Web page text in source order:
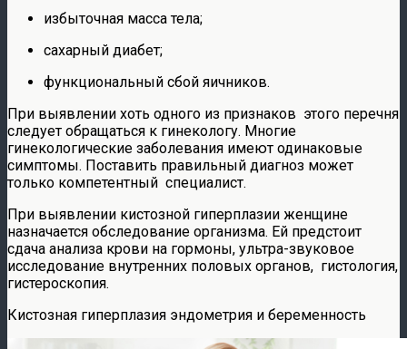
избыточная масса тела;
сахарный диабет;
функциональный сбой яичников.
При выявлении хоть одного из признаков этого перечня
следует обращаться к гинекологу. Многие
гинекологические заболевания имеют одинаковые
симптомы. Поставить правильный диагноз может
только компетентный специалист.
При выявлении кистозной гиперплазии женщине
назначается обследование организма. Ей предстоит
сдача анализа крови на гормоны, ультра-звуковое
исследование внутренних половых органов, гистология,
гистероскопия.
Кистозная гиперплазия эндометрия и беременность